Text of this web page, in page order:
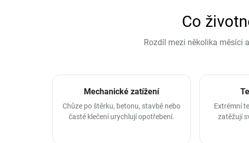
Co
Rozdíl mezi několika měsíci
Mechanické zatížení
Chůze po štěrku, betonu, stavbě nebo
časté klečení urychlují opotřebení.
Extrémní
zatěžují